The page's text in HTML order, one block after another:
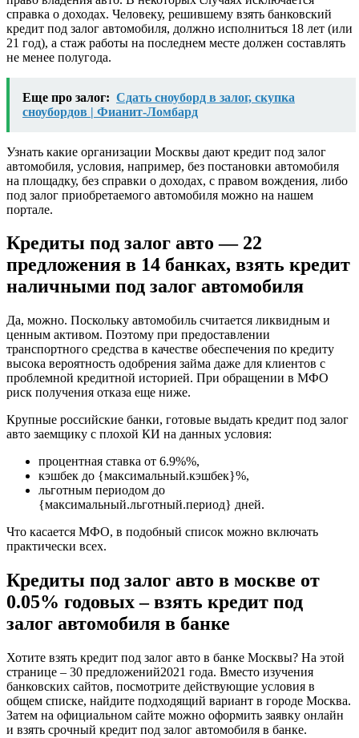
справка о доходах. Человеку, решившему взять банковский
кредит под залог автомобиля, должно исполниться 18 лет (или
21 год), а стаж работы на последнем месте должен составлять
не менее полугода.
Еще про залог: Сдать сноуборд в залог, скупка
сноубордов | Фианит-Ломбард
Узнать какие организации Москвы дают кредит под залог
автомобиля, условия, например, без постановки автомобиля
на площадку, без справки о доходах, с правом вождения, либо
под залог приобретаемого автомобиля можно на нашем
портале.
Кредиты под залог авто — 22
предложения в 14 банках, взять кредит
наличными под залог автомобиля
Да, можно. Поскольку автомобиль считается ликвидным и
ценным активом. Поэтому при предоставлении
транспортного средства в качестве обеспечения по кредиту
высока вероятность одобрения займа даже для клиентов с
проблемной кредитной историей. При обращении в МФО
риск получения отказа еще ниже.
Крупные российские банки, готовые выдать кредит под залог
авто заемщику с плохой КИ на данных условия:
процентная ставка от 6.9%%,
кэшбек до {максимальный.кэшбек}%,
льготным периодом до
{максимальный.льготный.период} дней.
Что касается МФО, в подобный список можно включать
практически всех.
Кредиты под залог авто в москве от
0.05% годовых – взять кредит под
залог автомобиля в банке
Хотите взять кредит под залог авто в банке Москвы? На этой
странице – 30 предложений2021 года. Вместо изучения
банковских сайтов, посмотрите действующие условия в
общем списке, найдите подходящий вариант в городе Москва.
Затем на официальном сайте можно оформить заявку онлайн
и взять срочный кредит под залог автомобиля в банке.